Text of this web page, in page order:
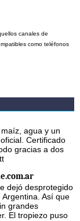
canales de
como teléfonos
agua y un
Certificado
gracias a dos
dejó desprotegido
Así que
grandes
El tropiezo puso